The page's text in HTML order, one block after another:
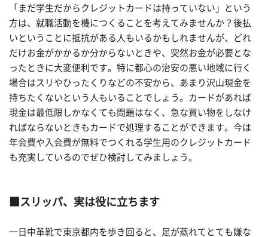
「まだ学生だからクレジットカードは持っていない」という
方は、就職活動を機につくることを考えてみませんか？後払
いということに抵抗がある人もいるかもしれませんが、どれ
だけお金がかかるか分からないときや、突然お金が必要とな
ったときに大変便利です。特に都心の治安の悪い地域に行く
場合はスリやひったくりなどの不安から、あまり沢山現金を
持ちたくないという人もいることでしょう。カードがあれば
現金は最低限しかなくても問題はなく、急な買い物をしなけ
ればならないときもカードで処理することができます。今は
年会費や入会費が無料でつくれる学生用のクレジットカード
も充実しているのでぜひ検討してみましょう。
■スリッパ、実は役に立ちます
一日中革靴で東京都内を歩き回ると、足が蒸れてとても嫌な